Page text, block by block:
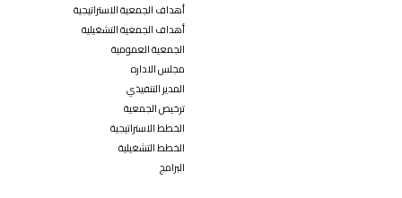
أهداف الجمعية الاستراتيجية
أهداف الجمعية التشغيلية
الجمعية العمومية
مجلس الاداره
المدير التنفيذي
ترخيص الجمعية
الخطط الاستراتيجية
الخطط التشغيلية
البرامج